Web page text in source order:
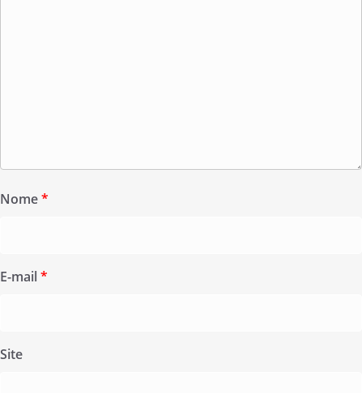
Nome*
E-mail*
Site